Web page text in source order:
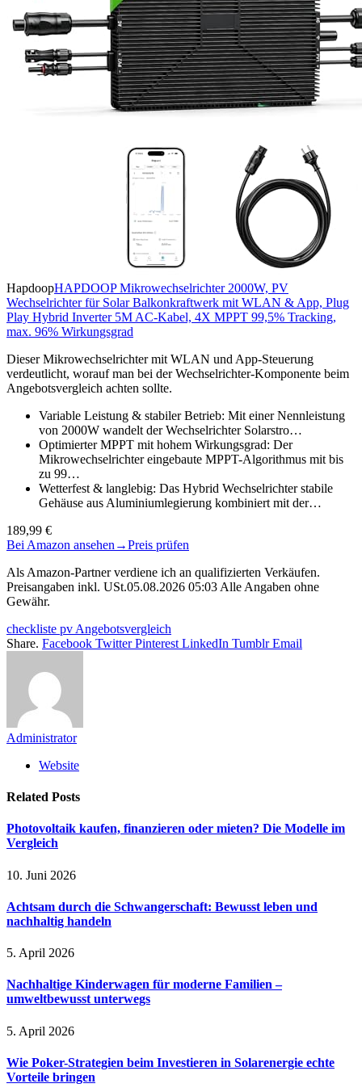
HapdoopHAPDOOP Mikrowechselrichter 2000W, PV
Wechselrichter für Solar Balkonkraftwerk mit WLAN & App, Plug
Play Hybrid Inverter 5M AC-Kabel, 4X MPPT 99,5% Tracking,
max. 96% Wirkungsgrad
Dieser Mikrowechselrichter mit WLAN und App-Steuerung
verdeutlicht, worauf man bei der Wechselrichter-Komponente beim
Angebotsvergleich achten sollte.
Variable Leistung & stabiler Betrieb: Mit einer Nennleistung
von 2000W wandelt der Wechselrichter Solarstro…
Optimierter MPPT mit hohem Wirkungsgrad: Der
Mikrowechselrichter eingebaute MPPT-Algorithmus mit bis
zu 99…
Wetterfest & langlebig: Das Hybrid Wechselrichter stabile
Gehäuse aus Aluminiumlegierung kombiniert mit der…
189,99 €
Bei Amazon ansehen →Preis prüfen
Als Amazon-Partner verdiene ich an qualifizierten Verkäufen.
Preisangaben inkl. USt.05.08.2026 05:03 Alle Angaben ohne
Gewähr.
checkliste pv Angebotsvergleich
Share. Facebook Twitter Pinterest LinkedIn Tumblr Email
Administrator
Website
Related Posts
Photovoltaik kaufen, finanzieren oder mieten? Die Modelle im
Vergleich
10. Juni 2026
Achtsam durch die Schwangerschaft: Bewusst leben und
nachhaltig handeln
5. April 2026
Nachhaltige Kinderwagen für moderne Familien –
umweltbewusst unterwegs
5. April 2026
Wie Poker-Strategien beim Investieren in Solarenergie echte
Vorteile bringen